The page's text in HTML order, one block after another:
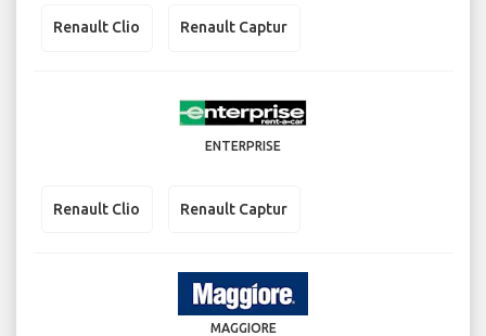
Renault Clio Renault Captur
ENTERPRISE
Renault Clio Renault Captur
MAGGIORE